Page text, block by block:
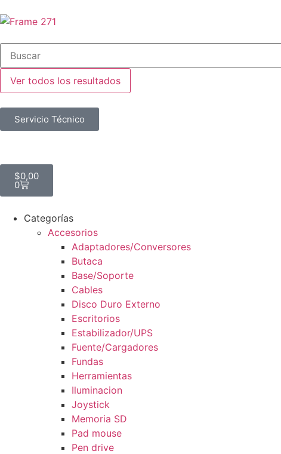
Ver todos los resultados
Servicio Técnico
$0,00
0
Categorías
Accesorios
Adaptadores/Conversores
Butaca
Base/Soporte
Cables
Disco Duro Externo
Escritorios
Estabilizador/UPS
Fuente/Cargadores
Fundas
Herramientas
Iluminacion
Joystick
Memoria SD
Pad mouse
Pen drive